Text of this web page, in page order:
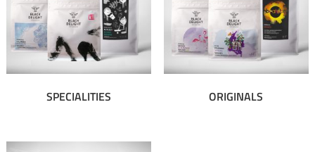
SPECIALITIES ORIGINALS